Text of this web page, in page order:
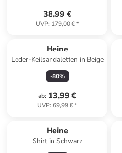
38,99 €
UVP: 179,00 €*
Heine
Leder-Keilsandaletten in Beige
-80%
ab: 13,99 €
UVP: 69,99 €*
Heine
Shirt in Schwarz